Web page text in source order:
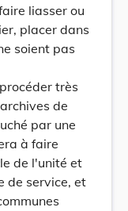
liasser ou
placer dans
soient pas
très
de
par une
à faire
de l'unité et
de service, et